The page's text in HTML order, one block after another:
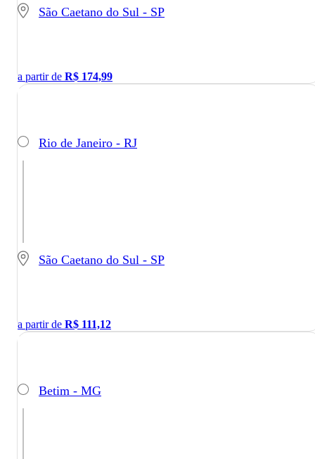
São Caetano do Sul - SP
a partir de R$ 174,99
Rio de Janeiro - RJ
São Caetano do Sul - SP
a partir de R$ 111,12
Betim - MG